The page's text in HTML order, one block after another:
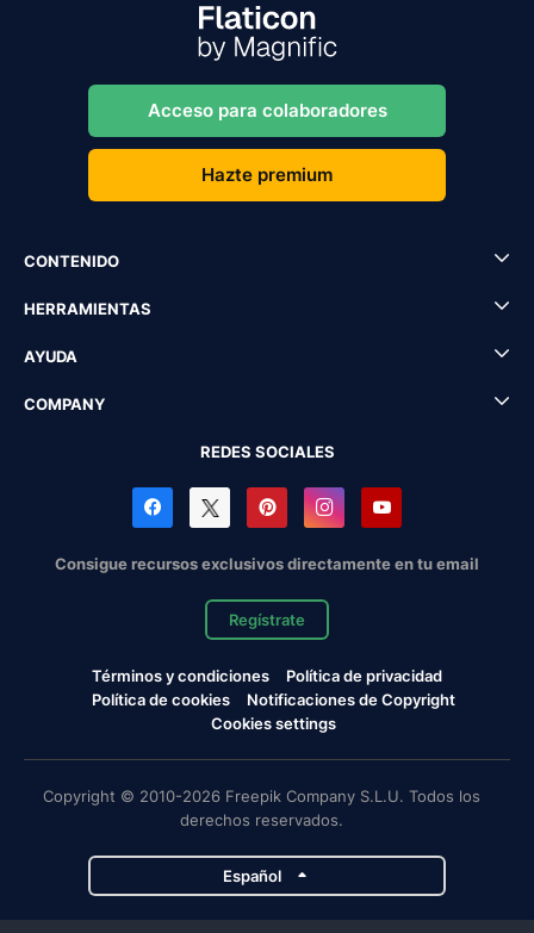
Acceso para colaboradores
Hazte premium
CONTENIDO
HERRAMIENTAS
AYUDA
COMPANY
REDES SOCIALES
Consigue recursos exclusivos directamente en tu email
Regístrate
Términos y condiciones
Política de privacidad
Política de cookies
Notificaciones de Copyright
Cookies settings
Copyright © 2010-2026 Freepik Company S.L.U. Todos los
derechos reservados.
Español